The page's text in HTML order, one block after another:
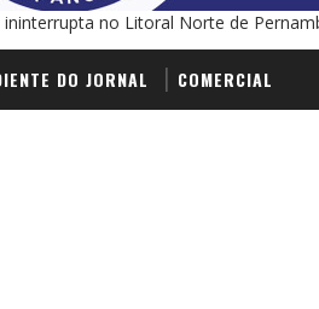
no Litoral Norte de
DO JORNAL COMERCIAL